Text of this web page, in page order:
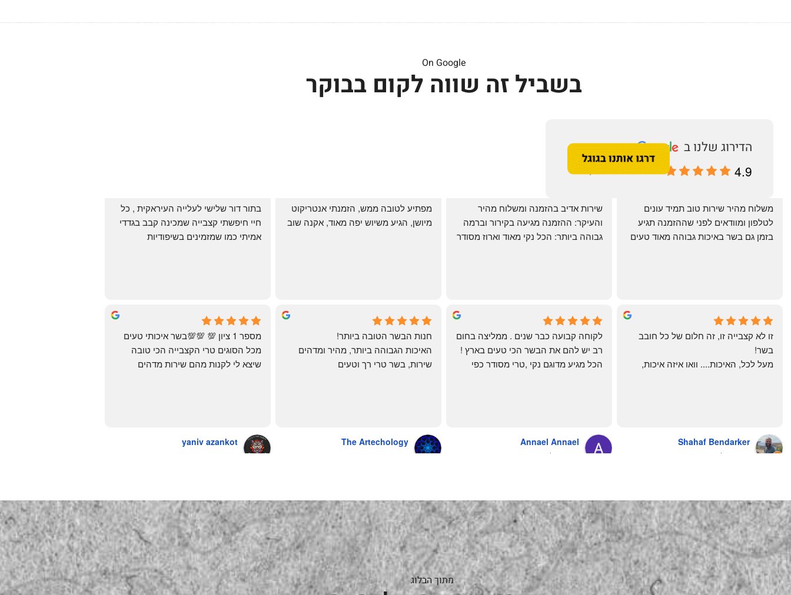
On Google
בשביל זה שווה לקום בבוקר
4.9
May Azulay
a month ago
michal gottfried
4 months ago
שי
4 months ago
מיושן, הגיע משיוש יפה מאוד, אקנה שוב
Yonatan Menashe
6 months ago
Shahaf Bendarker
בשר!
אהרון' איך מנהלים עסק ושירות לקוחות
Annael Annael
The Artechology
חנות הבשר הטובה ביותר!
האיכות הגבוהה ביותר, מהיר ומדהים
שירות, בשר טרי רך וטעים
yaniv azankot
מתוך הבלוג